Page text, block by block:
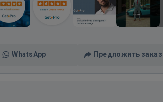
WhatsApp Предложить заказ